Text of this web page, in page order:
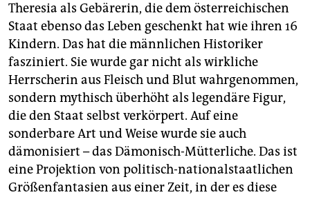
Theresia als Gebärerin, die dem österreichischen
Staat ebenso das Leben geschenkt hat wie ihren 16
Kindern. Das hat die männlichen Historiker
fasziniert. Sie wurde gar nicht als wirkliche
Herrscherin aus Fleisch und Blut wahrgenommen,
sondern mythisch überhöht als legendäre Figur,
die den Staat selbst verkörpert. Auf eine
sonderbare Art und Weise wurde sie auch
dämonisiert – das Dämonisch-Mütterliche. Das ist
eine Projektion von politisch-nationalstaatlichen
Größenfantasien aus einer Zeit, in der es diese